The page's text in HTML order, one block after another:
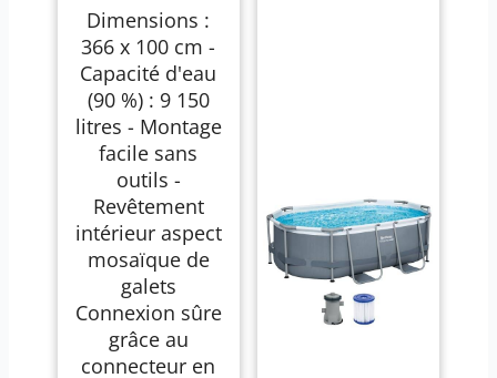
cm
Dimensions :
366 x 100 cm -
Capacité d'eau
(90 %) : 9 150
litres - Montage
facile sans
outils -
Revêtement
intérieur aspect
mosaïque de
galets
Connexion sûre
grâce au
connecteur en